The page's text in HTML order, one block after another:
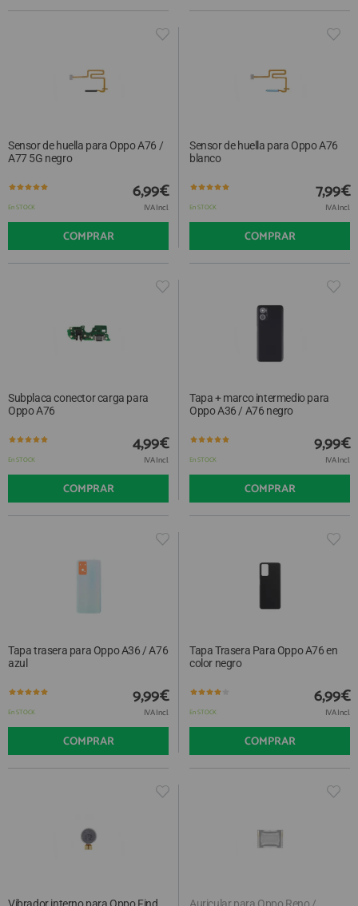
Sensor de huella para Oppo A76 /
A77 5G negro
En STOCK
6,99€
IVA Incl.
COMPRAR
Sensor de huella para Oppo A76
blanco
En STOCK
7,99€
IVA Incl.
COMPRAR
Subplaca conector carga para
Oppo A76
En STOCK
4,99€
IVA Incl.
COMPRAR
Tapa + marco intermedio para
Oppo A36 / A76 negro
En STOCK
9,99€
IVA Incl.
COMPRAR
Tapa trasera para Oppo A36 / A76
azul
En STOCK
9,99€
IVA Incl.
COMPRAR
Tapa Trasera Para Oppo A76 en
color negro
En STOCK
6,99€
IVA Incl.
COMPRAR
Vibrador interno para Oppo Find
Auricular para Oppo Reno /